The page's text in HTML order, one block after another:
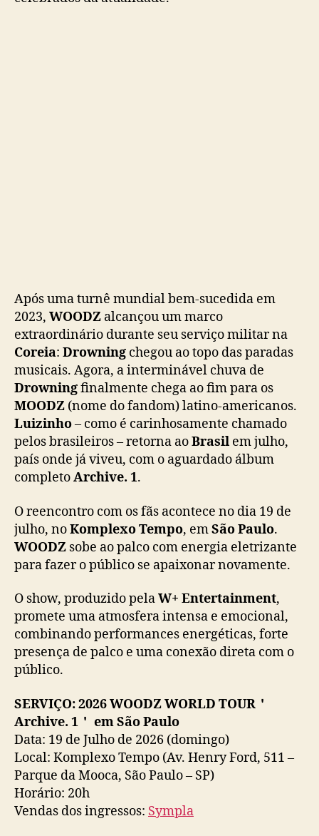
Após uma turnê mundial bem-sucedida em
2023, WOODZ alcançou um marco
extraordinário durante seu serviço militar na
Coreia: Drowning chegou ao topo das paradas
musicais. Agora, a interminável chuva de
Drowningfinalmente chega ao fim para os
MOODZ (nome do fandom) latino-americanos.
Luizinho– como é carinhosamente chamado
pelos brasileiros – retorna aoBrasil em julho,
país onde já viveu, com o aguardado álbum
completoArchive. 1.
O reencontro com os fãs acontece no dia 19 de
julho, noKomplexo Tempo, emSão Paulo.
WOODZ sobe ao palco com energia eletrizante
para fazer o público se apaixonar novamente.
O show, produzido pelaW+ Entertainment,
promete uma atmosfera intensa e emocional,
combinando performances energéticas, forte
presença de palco e uma conexão direta com o
público.
SERVIÇO: 2026 WOODZ WORLD TOUR＇
Archive. 1＇ em São Paulo
Data: 19 de Julho de 2026 (domingo)
Local: Komplexo Tempo (Av. Henry Ford, 511 –
Parque da Mooca, São Paulo – SP)
Horário: 20h
Vendas dos ingressos: Sympla